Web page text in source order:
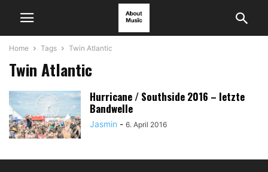
Home Tags Twin Atlantic
Twin Atlantic
Hurricane / Southside 2016 – letzte
Bandwelle
Jasmin - 6. April 2016